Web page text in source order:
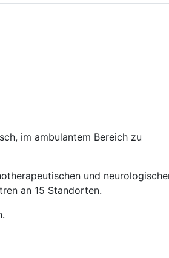
im ambulantem Bereich zu
und
an 15 Standorten.